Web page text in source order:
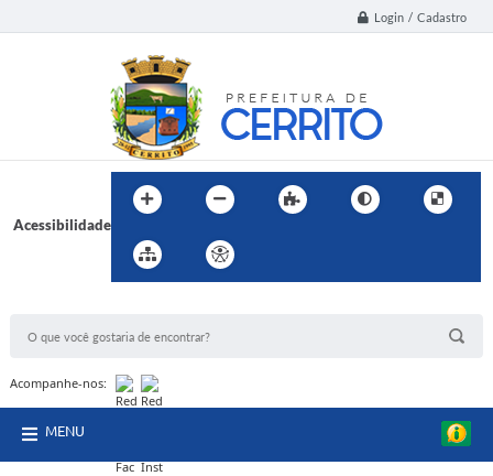
Login / Cadastro
Acessibilidade
Acompanhe-nos:
MENU